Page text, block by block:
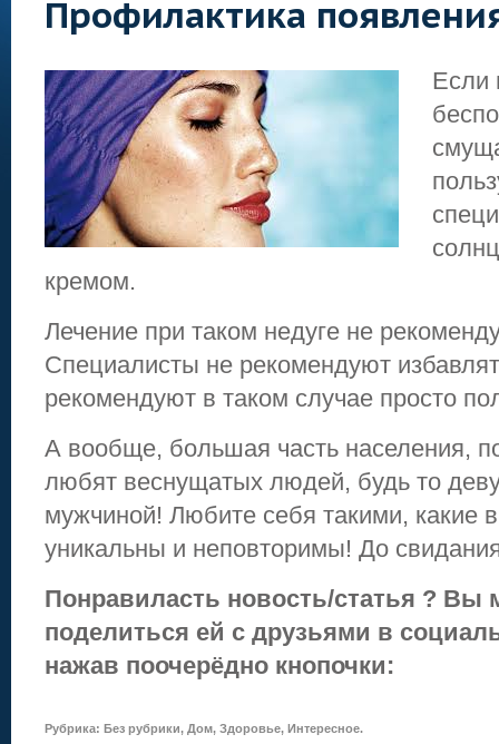
Профилактика
Если
кремом.
Лечение при таком недуге не
Специалисты не рекомендуют
рекомендуют в таком случае просто
А вообще, большая часть населения,
любят веснущатых людей, будь то
мужчиной! Любите себя такими, какие
уникальны и неповторимы! До
Понравиласть новость/статья ? Вы
поделиться ей с друзьями в
нажав поочерёдно кнопочки:
Рубрика: Без рубрики, Дом, Здоровье, Интересное.